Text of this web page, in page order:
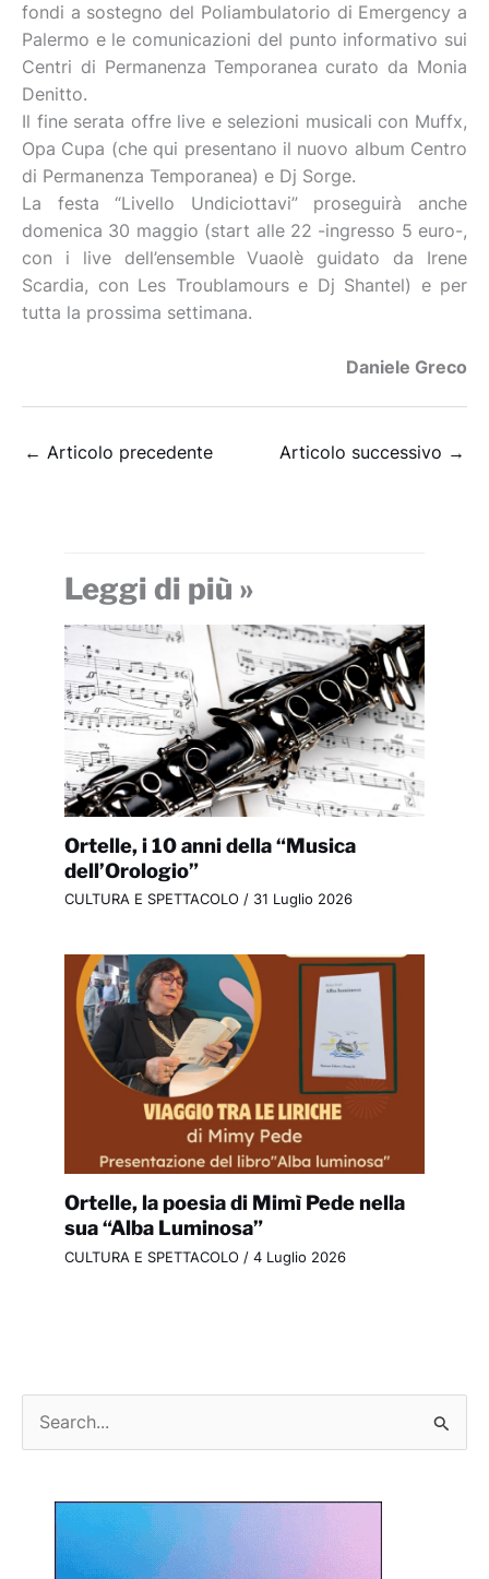
fondi a sostegno del Poliambulatorio di Emergency a
Palermo e le comunicazioni del punto informativo sui
Centri di Permanenza Temporanea curato da Monia
Denitto.
Il fine serata offre live e selezioni musicali con Muffx,
Opa Cupa (che qui presentano il nuovo album Centro
di Permanenza Temporanea) e Dj Sorge.
La festa “Livello Undiciottavi” proseguirà anche
domenica 30 maggio (start alle 22 -ingresso 5 euro-,
con i live dell’ensemble Vuaolè guidato da Irene
Scardia, con Les Troublamours e Dj Shantel) e per
tutta la prossima settimana.
Daniele Greco
← Articolo precedente Articolo successivo →
Leggi di più »
Ortelle, i 10 anni della “Musica
dell’Orologio”
CULTURA E SPETTACOLO / 31 Luglio 2026
Ortelle, la poesia di Mimì Pede nella
sua “Alba Luminosa”
CULTURA E SPETTACOLO / 4 Luglio 2026